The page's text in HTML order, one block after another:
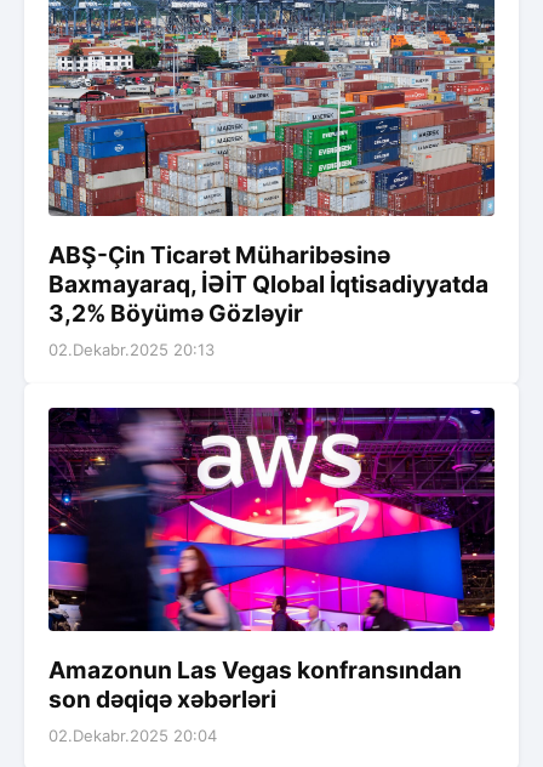
ABŞ-Çin Ticarət Müharibəsinə
Baxmayaraq, İƏİT Qlobal İqtisadiyyatda
3,2% Böyümə Gözləyir
02.Dekabr.2025 20:13
Amazonun Las Vegas konfransından
son dəqiqə xəbərləri
02.Dekabr.2025 20:04